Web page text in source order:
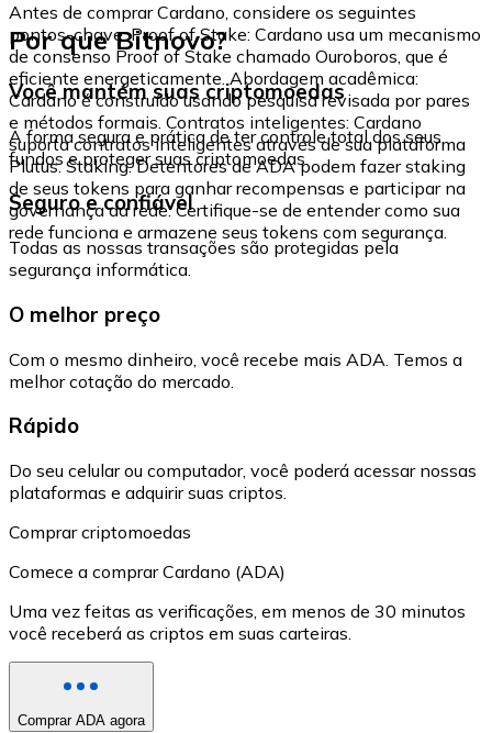
Antes de comprar Cardano, considere os seguintes
pontos-chave: Proof of Stake: Cardano usa um mecanismo
de consenso Proof of Stake chamado Ouroboros, que é
eficiente energeticamente. Abordagem acadêmica:
Cardano é construído usando pesquisa revisada por pares
e métodos formais. Contratos inteligentes: Cardano
suporta contratos inteligentes através de sua plataforma
Plutus. Staking: Detentores de ADA podem fazer staking
de seus tokens para ganhar recompensas e participar na
governança da rede. Certifique-se de entender como sua
rede funciona e armazene seus tokens com segurança.
Por que Bitnovo?
Você mantém suas criptomoedas
A forma segura e prática de ter controle total dos seus
fundos e proteger suas criptomoedas.
Seguro e confiável
Todas as nossas transações são protegidas pela
segurança informática.
O melhor preço
Com o mesmo dinheiro, você recebe mais ADA. Temos a
melhor cotação do mercado.
Rápido
Do seu celular ou computador, você poderá acessar nossas
plataformas e adquirir suas criptos.
Comprar criptomoedas
Comece a comprar Cardano (ADA)
Uma vez feitas as verificações, em menos de 30 minutos
você receberá as criptos em suas carteiras.
Comprar ADA agora